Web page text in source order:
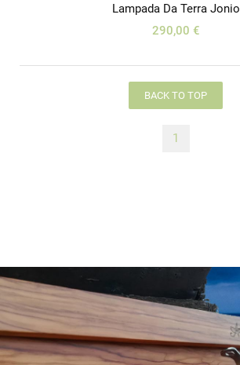
Lampada Da Terra Jonio
290,00 €
BACK TO TOP
1